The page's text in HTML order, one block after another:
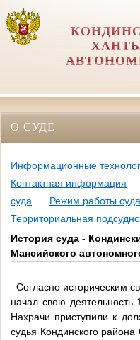
О СУДЕ
Информационные
Контактная информация
суда
Режим работы суда
Территориальная
История суда -
Мансийского
Согласно историческим
начал свою деятельность
Нахрачи приступили к
судья Кондинского района